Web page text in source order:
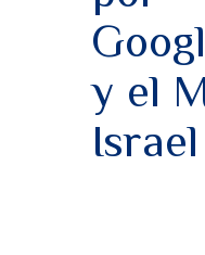
y el
Israel